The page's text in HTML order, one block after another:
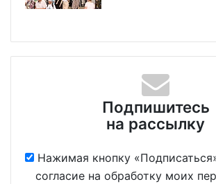
Подпишитесь
на рассылку
Нажимая кнопку
согласие на обработку моих